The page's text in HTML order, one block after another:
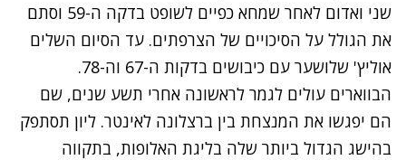
שני ואדום לאחר שמחא כפיים לשופט בדקה ה-59 וסתם
את הגולל על הסיכויים של הצרפתים. עד הסיום השלים
אוליץ' שלושער עם כיבושים בדקות ה-67 וה-78.
הבווארים עולים לגמר לראשונה אחרי תשע שנים, שם
הם יפגשו את המנצחת בין ברצלונה לאינטר. ליון תסתפק
בהישג הגדול ביותר שלה בליגת האלופות, בתקווה